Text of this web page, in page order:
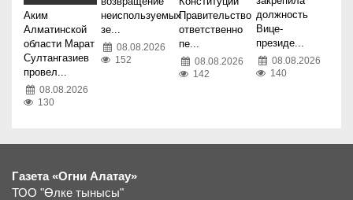
Аким
Алматинской
области Марат
Султангазиев
провел...
08.08.2026
130
неиспользуемых
зе...
08.08.2026
152
Правительство
ответственно
пе...
08.08.2026
142
должность
Вице-
президе...
08.08.2026
140
Газета «Огни Алатау»
ТОО "Өлке тынысы"